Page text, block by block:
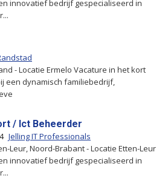
innovatief bedrijf gespecialiseerd in
- Locatie Ermelo Vacature in het kort
een dynamisch familiebedrijf,
/ Ict Beheerder
Jelling IT Professionals
Leur, Noord-Brabant - Locatie Etten-Leur
innovatief bedrijf gespecialiseerd in